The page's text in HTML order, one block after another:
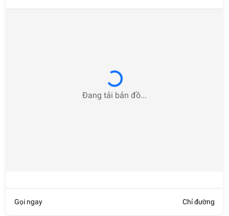
Loading...
Đang tải bản đồ...
Gọi ngay Chỉ đường